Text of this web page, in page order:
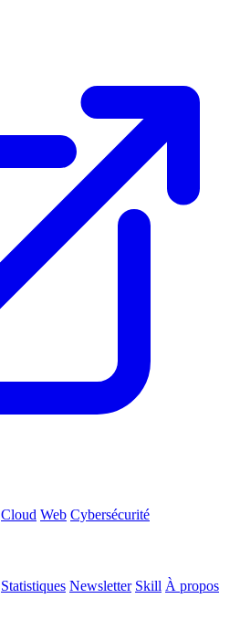
Cloud Web Cybersécurité
Statistiques Newsletter Skill À propos